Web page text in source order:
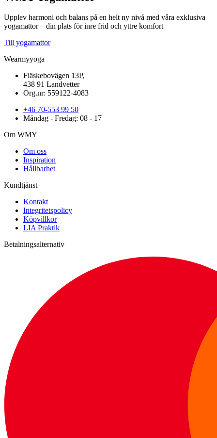
Upplev harmoni och balans på en helt ny nivå med våra exklusiva
yogamattor – din plats för inre frid och yttre komfort
Till yogamattor
Wearmyyoga
Fläskebovägen 13P,
438 91 Landvetter
Org.nr: 559122-4083
+46 70-553 99 50
Måndag - Fredag: 08 - 17
Om WMY
Om oss
Inspiration
Hållbarhet
Kundtjänst
Kontakt
Integritetspolicy
Köpvillkor
LIA Praktik
Betalningsalternativ